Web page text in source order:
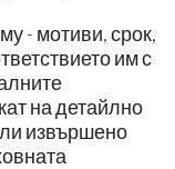
- мотиви, срок,
им с
на детайлно
извършено